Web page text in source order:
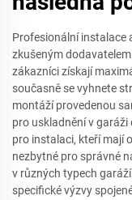
Profesionální instalace
zkušeným
zákazníci získají
současně se vyhnete
montáží provedenou
pro uskladnění v
pro instalaci, kteří mají
nezbytné pro správné
v různých typech
specifické výzvy